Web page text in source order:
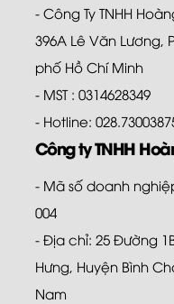
- Công Ty TNHH
396A Lê Văn Lương,
phố Hồ Chí Minh
- MST : 0314628349
- Hotline:
Công ty TNHH
- Mã số doanh
004
- Địa chỉ: 25 Đường
Hưng, Huyện Bình
Nam